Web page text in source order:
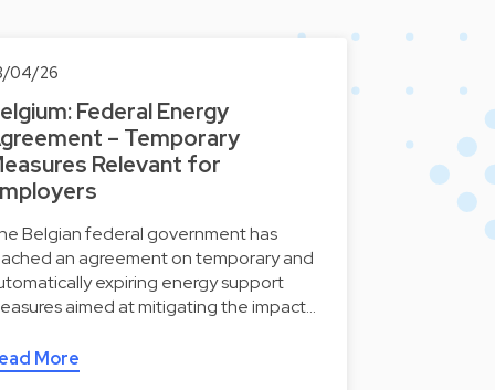
04/26
Federal Energy
– Temporary
Relevant for
Belgian federal government has
an agreement on temporary and
expiring energy support
aimed at mitigating the impact…
More